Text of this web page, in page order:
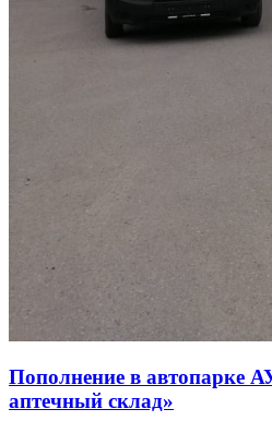
Пополнение в автопарке
аптечный склад»